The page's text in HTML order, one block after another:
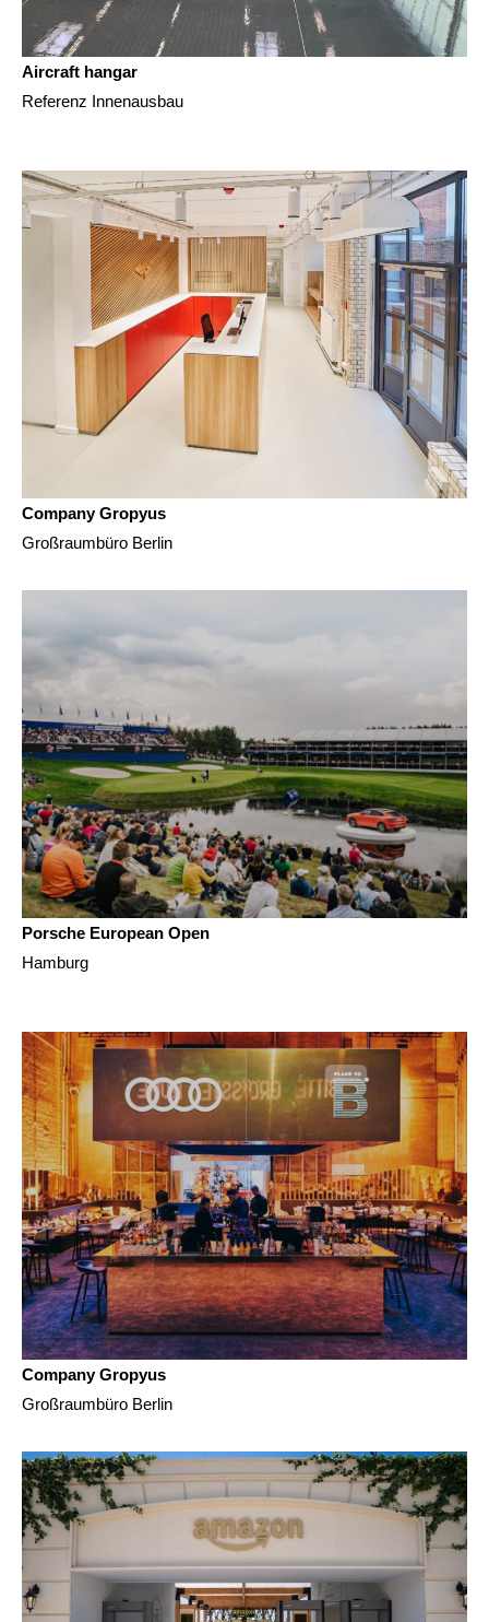
Aircraft hangar
Referenz Innenausbau
Company Gropyus
Großraumbüro Berlin
Porsche European Open
Hamburg
Company Gropyus
Großraumbüro Berlin